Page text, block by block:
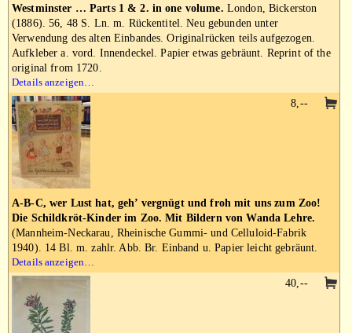
Westminster … Parts 1 & 2. in one volume. London, Bickerston
(1886). 56, 48 S. Ln. m. Rückentitel. Neu gebunden unter
Verwendung des alten Einbandes. Originalrücken teils aufgezogen.
Aufkleber a. vord. Innendeckel. Papier etwas gebräunt. Reprint of the
original from 1720.
Details anzeigen…
A-B-C, wer Lust hat, geh’ vergnügt und froh mit uns zum Zoo!
Die Schildkröt-Kinder im Zoo. Mit Bildern von Wanda Lehre.
(Mannheim-Neckarau, Rheinische Gummi- und Celluloid-Fabrik
1940). 14 Bl. m. zahlr. Abb. Br. Einband u. Papier leicht gebräunt.
Details anzeigen…
8,--
40,--